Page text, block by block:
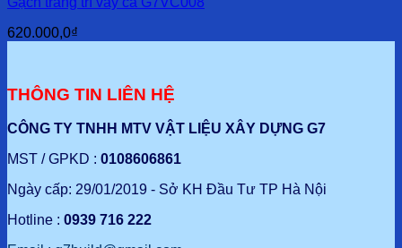
620.000,0₫
THÔNG TIN LIÊN HỆ
CÔNG TY TNHH MTV VẬT LIỆU XÂY DỰNG G7
MST / GPKD : 0108606861
Ngày cấp: 29/01/2019 - Sở KH Đầu Tư TP Hà Nội
Hotline : 0939 716 222